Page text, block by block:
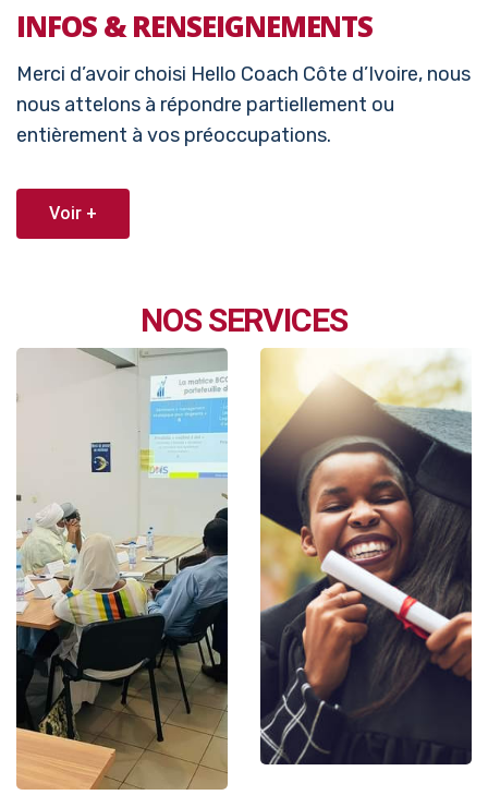
INFOS & RENSEIGNEMENTS
Merci d’avoir choisi Hello Coach Côte d’Ivoire, nous
nous attelons à répondre partiellement ou
entièrement à vos préoccupations.
Voir +
NOS SERVICES